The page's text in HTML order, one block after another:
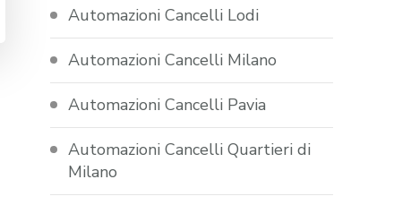
Automazioni Cancelli Lodi
Automazioni Cancelli Milano
Automazioni Cancelli Pavia
Automazioni Cancelli Quartieri di
Milano